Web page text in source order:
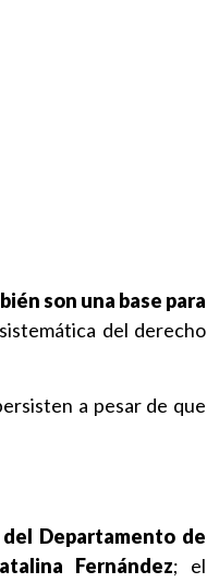
son una base para
del derecho
a pesar de que
Departamento de
Fernández; el